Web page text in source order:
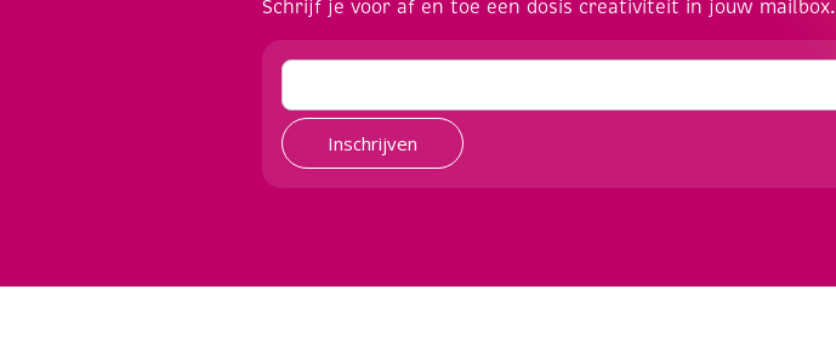
Schrijf je voor af en toe een dosis creativiteit in jouw mailbox.
Inschrijven